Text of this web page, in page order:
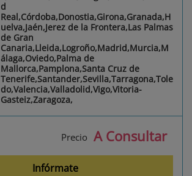
d
Real,Córdoba,Donostia,Girona,Granada,H
uelva,Jaén,Jerez de la Frontera,Las Palmas
de Gran
Canaria,Lleida,Logroño,Madrid,Murcia,M
álaga,Oviedo,Palma de
Mallorca,Pamplona,Santa Cruz de
Tenerife,Santander,Sevilla,Tarragona,Tole
do,Valencia,Valladolid,Vigo,Vitoria-
Gasteiz,Zaragoza,
Precio A Consultar
Infórmate